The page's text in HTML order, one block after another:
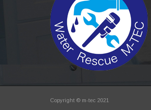
Copyright © m-tec 2021